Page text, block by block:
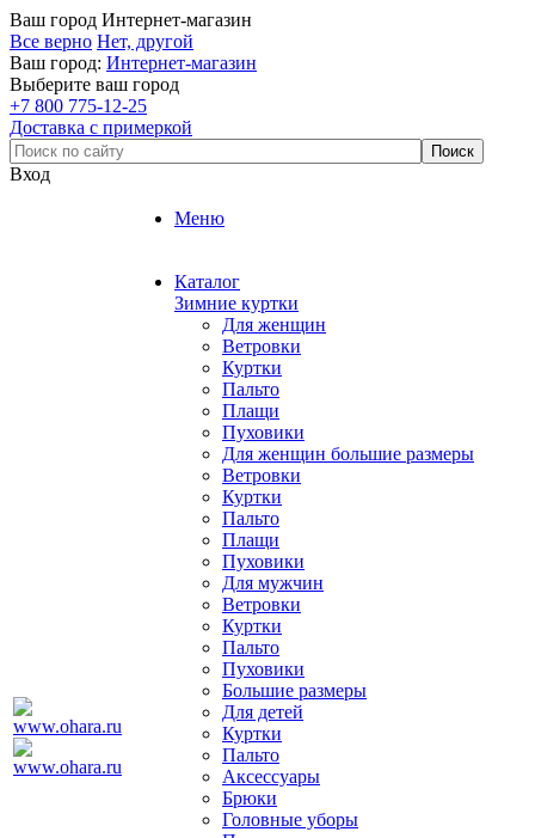
Ваш город Интернет-магазин
Все верно Нет, другой
Ваш город: Интернет-магазин
Выберите ваш город
+7 800 775-12-25
Доставка с примеркой
Вход
Меню
Каталог
Зимние куртки
Для женщин
Ветровки
Куртки
Пальто
Плащи
Пуховики
Для женщин большие размеры
Ветровки
Куртки
Пальто
Плащи
Пуховики
Для мужчин
Ветровки
Куртки
Пальто
Пуховики
Большие размеры
Для детей
Куртки
Пальто
Аксессуары
Брюки
Головные уборы